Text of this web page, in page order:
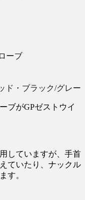
ーブ
ド・ブラック/グレー
ブがGPゼストウイ
していますが、手首
ていたり、ナックル
す。